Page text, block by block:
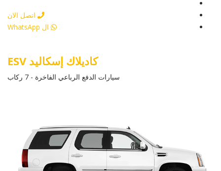
اتصل الان
ال WhatsApp
كاديلاك إسكاليد ESV
سيارات الدفع الرباعي الفاخرة - 7 ركاب